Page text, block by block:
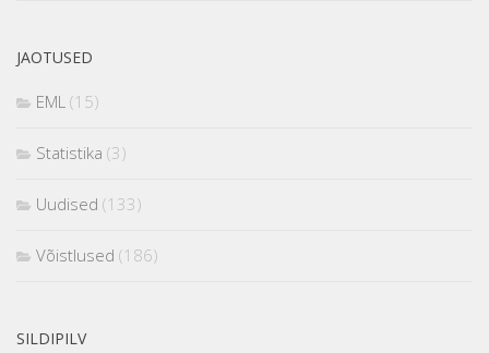
JAOTUSED
EML (15)
Statistika (3)
Uudised (133)
Võistlused (186)
SILDIPILV